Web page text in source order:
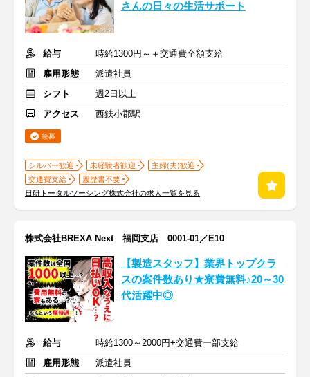
さんの日々の生活サポート
給与
時給1300円～＋交通費全額支給
雇用形態
派遣社員
シフト
週2日以上
アクセス
西鉄小郡駅
急募
シルバー歓迎 未経験者歓迎
主婦(夫)歓迎
交通費支給
履歴書不要
日研トータルソーシング株式会社の求人一覧を見る
株式会社BREXA Next 福岡支店 0001-01／E10
【製造スタッフ】業界トップクラ
スの案件数あり★寮費無料♪20～30
代活躍中◎
給与
時給1300～2000円+交通費一部支給
雇用形態
派遣社員